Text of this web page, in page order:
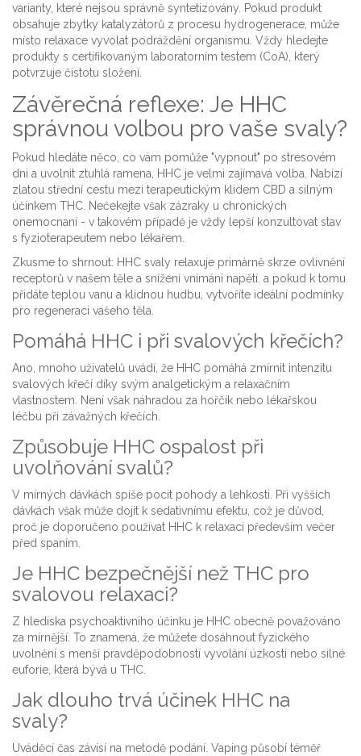
varianty, které nejsou správně syntetizovány. Pokud produkt
obsahuje zbytky katalyzátorů z procesu hydrogenerace, může
místo relaxace vyvolat podráždění organismu. Vždy hledejte
produkty s certifikovaným laboratorním testem (CoA), který
potvrzuje čistotu složení.
Závěrečná reflexe: Je HHC
správnou volbou pro vaše svaly?
Pokud hledáte něco, co vám pomůže "vypnout" po stresovém
dni a uvolnit ztuhlá ramena, HHC je velmi zajímavá volba. Nabízí
zlatou střední cestu mezi terapeutickým klidem CBD a silným
účinkem THC. Nečekejte však zázraky u chronických
onemocnaní - v takovém případě je vždy lepší konzultovat stav
s fyzioterapeutem nebo lékařem.
Zkusme to shrnout: HHC svaly relaxuje primárně skrze ovlivnění
receptorů v našem těle a snížení vnímání napětí. a pokud k tomu
přidáte teplou vanu a klidnou hudbu, vytvoříte ideální podmínky
pro regeneraci vašeho těla.
Pomáhá HHC i při svalových křečích?
Ano, mnoho uživatelů uvádí, že HHC pomáhá zmírnit intenzitu
svalových křečí díky svým analgetickým a relaxačním
vlastnostem. Není však náhradou za hořčík nebo lékařskou
léčbu při závažných křečích.
Způsobuje HHC ospalost při
uvolňování svalů?
V mírných dávkách spíše pocit pohody a lehkosti. Při vyšších
dávkách však může dojít k sedativnímu efektu, což je důvod,
proč je doporučeno používat HHC k relaxaci především večer
před spaním.
Je HHC bezpečnější než THC pro
svalovou relaxaci?
Z hlediska psychoaktivního účinku je HHC obecně považováno
za mírnější. To znamená, že můžete dosáhnout fyzického
uvolnění s menší pravděpodobností vyvolání úzkosti nebo silné
euforie, která bývá u THC.
Jak dlouho trvá účinek HHC na
svaly?
Uváděcí čas závisí na metodě podání. Vaping působí téměř